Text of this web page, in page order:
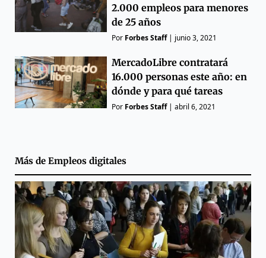
2.000 empleos para menores
de 25 años
Por Forbes Staff| junio 3, 2021
MercadoLibre contratará
16.000 personas este año: en
dónde y para qué tareas
Por Forbes Staff|abril 6, 2021
Más de Empleos digitales